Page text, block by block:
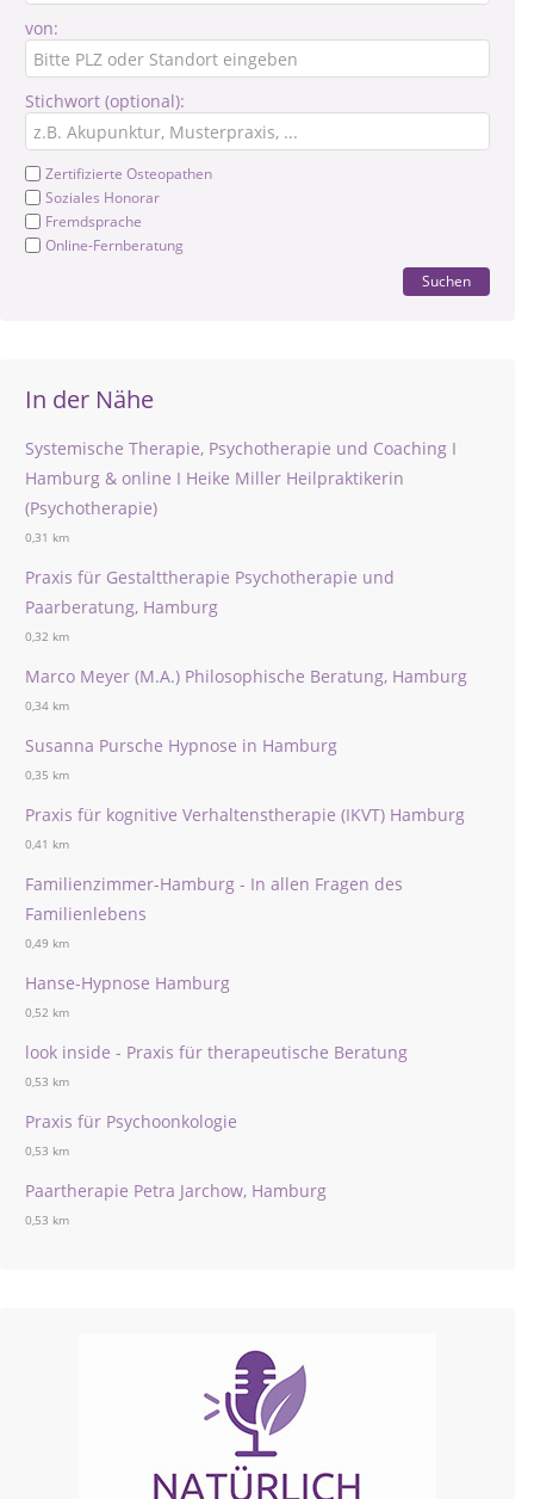
von:
Stichwort (optional):
Zertifizierte Osteopathen
Soziales Honorar
Fremdsprache
Online-Fernberatung
Suchen
In der Nähe
Systemische Therapie, Psychotherapie und Coaching I
Hamburg & online I Heike Miller Heilpraktikerin
(Psychotherapie)
0,31 km
Praxis für Gestalttherapie Psychotherapie und
Paarberatung, Hamburg
0,32 km
Marco Meyer (M.A.) Philosophische Beratung, Hamburg
0,34 km
Susanna Pursche Hypnose in Hamburg
0,35 km
Praxis für kognitive Verhaltenstherapie (IKVT) Hamburg
0,41 km
Familienzimmer-Hamburg - In allen Fragen des
Familienlebens
0,49 km
Hanse-Hypnose Hamburg
0,52 km
look inside - Praxis für therapeutische Beratung
0,53 km
Praxis für Psychoonkologie
0,53 km
Paartherapie Petra Jarchow, Hamburg
0,53 km